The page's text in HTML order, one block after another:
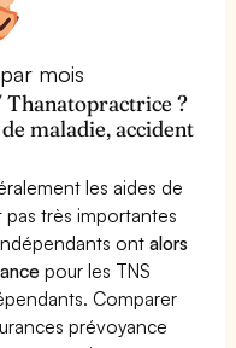
mois
?
maladie, accident
les aides de
très importantes
ontalors
pour les TNS
Comparer
prévoyance